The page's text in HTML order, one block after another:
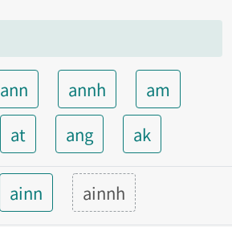
ann annh
am
at ang ak
ainn ainnh